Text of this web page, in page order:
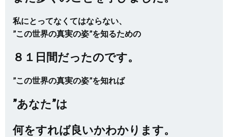
私にとってなくてはならない、
”この世界の真実の姿”を知るための
８１日間だったのです。
”この世界の真実の姿”を知れば
”あなた”は
何をすれば良いかわかります。